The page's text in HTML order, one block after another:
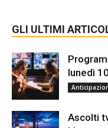
GLI ULTIMI
lunedì
Ascolti